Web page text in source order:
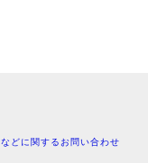
どに関するお問い合わせ